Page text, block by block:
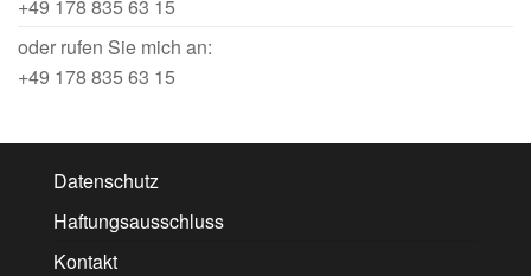
+49 178 835 63 15
oder rufen Sie mich an:
+49 178 835 63 15
Datenschutz
Haftungsausschluss
Kontakt